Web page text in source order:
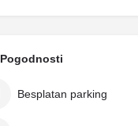
Pogodnosti
Besplatan parking